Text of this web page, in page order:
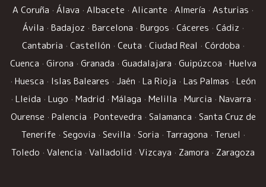
A Coruña · Álava · Albacete · Alicante · Almería · Asturias ·
Ávila · Badajoz · Barcelona · Burgos · Cáceres · Cádiz ·
Cantabria · Castellón · Ceuta · Ciudad Real · Córdoba ·
Cuenca · Girona · Granada · Guadalajara · Guipúzcoa · Huelva
· Huesca · Islas Baleares · Jaén · La Rioja · Las Palmas · León
· Lleida · Lugo · Madrid · Málaga · Melilla · Murcia · Navarra ·
Ourense · Palencia · Pontevedra · Salamanca · Santa Cruz de
Tenerife · Segovia · Sevilla · Soria · Tarragona · Teruel ·
Toledo · Valencia · Valladolid · Vizcaya · Zamora · Zaragoza